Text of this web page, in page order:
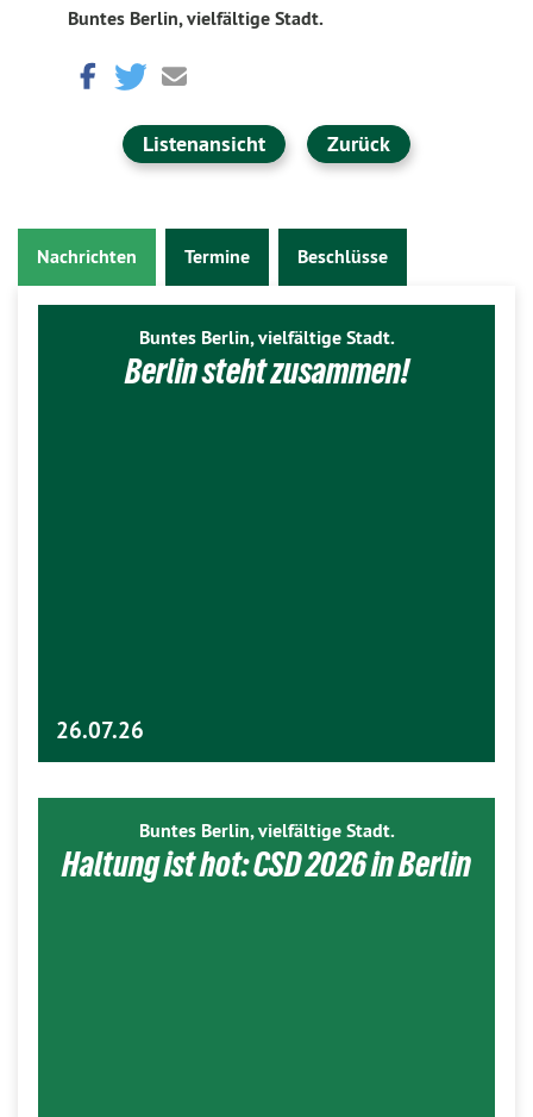
Buntes Berlin, vielfältige Stadt.
Listenansicht Zurück
Nachrichten Termine Beschlüsse
Buntes Berlin, vielfältige Stadt.
Berlin steht zusammen!
26.07.26
Buntes Berlin, vielfältige Stadt.
Haltung ist hot: CSD 2026 in Berlin